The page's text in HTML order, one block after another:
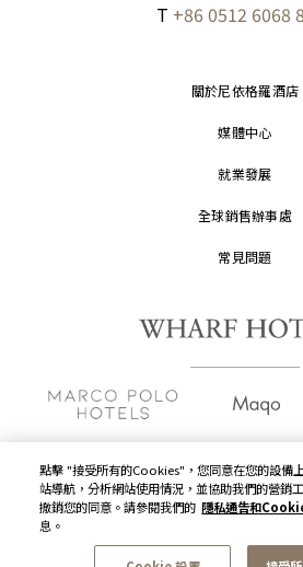
T +86 0512 6068
關於尼依格羅酒店
媒體中心
就業發展
全球銷售辦事處
常見問題
版權及原稿2026 © 九龍倉酒店
隱私通告
點擊 "接受所有的Cookies"，您同意在您的設備
站導航，分析網站使用情況，並協助我們的營銷
撤銷您的同意。請參閱我們的 隱私通告和
息。